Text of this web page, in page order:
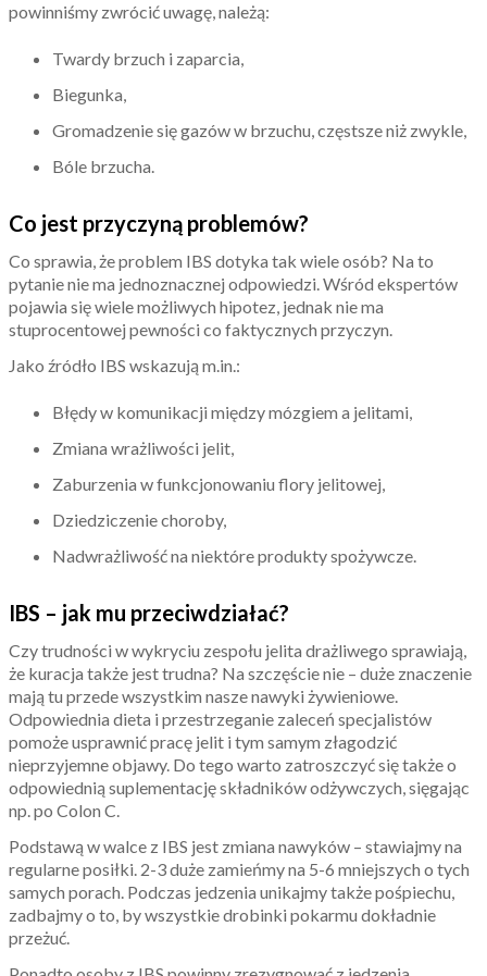
powinniśmy zwrócić uwagę, należą:
Twardy brzuch i zaparcia,
Biegunka,
Gromadzenie się gazów w brzuchu, częstsze niż zwykle,
Bóle brzucha.
Co jest przyczyną problemów?
Co sprawia, że problem IBS dotyka tak wiele osób? Na to
pytanie nie ma jednoznacznej odpowiedzi. Wśród ekspertów
pojawia się wiele możliwych hipotez, jednak nie ma
stuprocentowej pewności co faktycznych przyczyn.
Jako źródło IBS wskazują m.in.:
Błędy w komunikacji między mózgiem a jelitami,
Zmiana wrażliwości jelit,
Zaburzenia w funkcjonowaniu flory jelitowej,
Dziedziczenie choroby,
Nadwrażliwość na niektóre produkty spożywcze.
IBS – jak mu przeciwdziałać?
Czy trudności w wykryciu zespołu jelita drażliwego sprawiają,
że kuracja także jest trudna? Na szczęście nie – duże znaczenie
mają tu przede wszystkim nasze nawyki żywieniowe.
Odpowiednia dieta i przestrzeganie zaleceń specjalistów
pomoże usprawnić pracę jelit i tym samym złagodzić
nieprzyjemne objawy. Do tego warto zatroszczyć się także o
odpowiednią suplementację składników odżywczych, sięgając
np. po Colon C.
Podstawą w walce z IBS jest zmiana nawyków – stawiajmy na
regularne posiłki. 2-3 duże zamieńmy na 5-6 mniejszych o tych
samych porach. Podczas jedzenia unikajmy także pośpiechu,
zadbajmy o to, by wszystkie drobinki pokarmu dokładnie
przeżuć.